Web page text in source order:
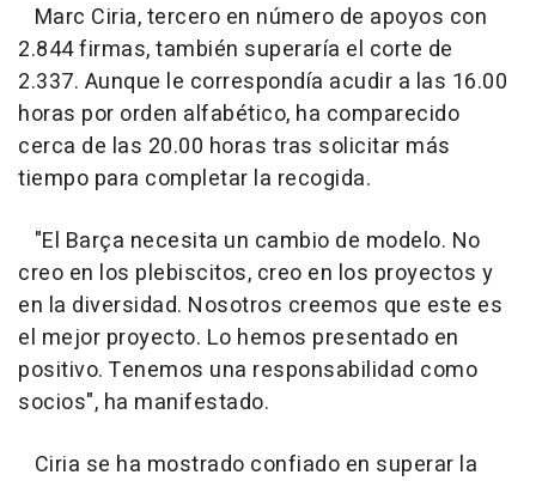
Marc Ciria, tercero en número de apoyos con
2.844 firmas, también superaría el corte de
2.337. Aunque le correspondía acudir a las 16.00
horas por orden alfabético, ha comparecido
cerca de las 20.00 horas tras solicitar más
tiempo para completar la recogida.
"El Barça necesita un cambio de modelo. No
creo en los plebiscitos, creo en los proyectos y
en la diversidad. Nosotros creemos que este es
el mejor proyecto. Lo hemos presentado en
positivo. Tenemos una responsabilidad como
socios", ha manifestado.
Ciria se ha mostrado confiado en superar la